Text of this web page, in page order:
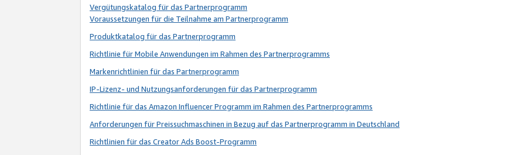
Vergütungskatalog für das Partnerprogramm
Voraussetzungen für die Teilnahme am Partnerprogramm
Produktkatalog für das Partnerprogramm
Richtlinie für Mobile Anwendungen im Rahmen des Partnerprogramms
Markenrichtlinien für das Partnerprogramm
IP-Lizenz- und Nutzungsanforderungen für das Partnerprogramm
Richtlinie für das Amazon Influencer Programm im Rahmen des Partnerprogramms
Anforderungen für Preissuchmaschinen in Bezug auf das Partnerprogramm in Deutschland
Richtlinien für das Creator Ads Boost-Programm